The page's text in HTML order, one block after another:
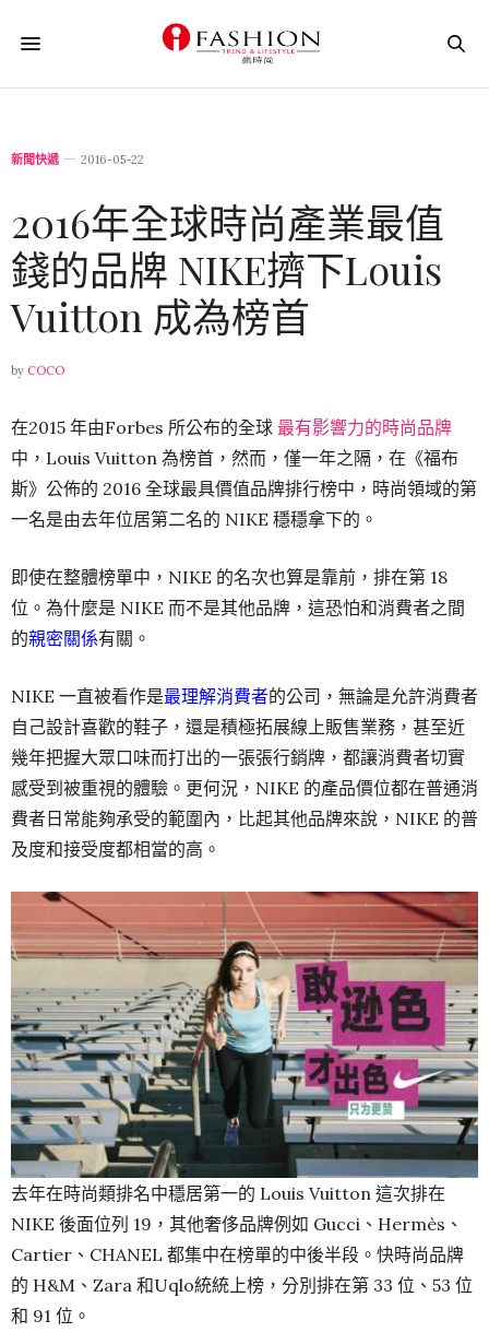
新聞快遞 2016-05-22
2016年全球時尚產業最值
錢的品牌 NIKE擠下Louis
Vuitton 成為榜首
by COCO
在2015 年由Forbes 所公布的全球 最有影響力的時尚品牌
中，Louis Vuitton 為榜首，然而，僅一年之隔，在《福布
斯》公佈的 2016 全球最具價值品牌排行榜中，時尚領域的第
一名是由去年位居第二名的 NIKE 穩穩拿下的。
即使在整體榜單中，NIKE 的名次也算是靠前，排在第 18
位。為什麼是 NIKE 而不是其他品牌，這恐怕和消費者之間
的親密關係有關。
NIKE 一直被看作是最理解消費者的公司，無論是允許消費者
自己設計喜歡的鞋子，還是積極拓展線上販售業務，甚至近
幾年把握大眾口味而打出的一張張行銷牌，都讓消費者切實
感受到被重視的體驗。更何況，NIKE 的產品價位都在普通消
費者日常能夠承受的範圍內，比起其他品牌來說，NIKE 的普
及度和接受度都相當的高。
去年在時尚類排名中穩居第一的 Louis Vuitton 這次排在
NIKE 後面位列 19，其他奢侈品牌例如 Gucci、Hermès、
Cartier、CHANEL 都集中在榜單的中後半段。快時尚品牌
的 H&M、Zara 和Uqlo統統上榜，分別排在第 33 位、53 位
和 91 位。